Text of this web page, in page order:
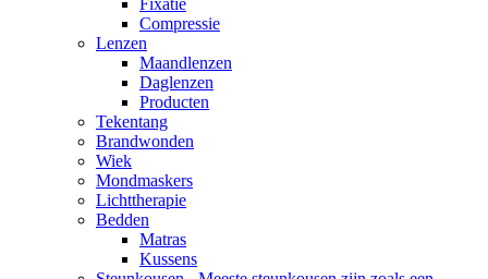
Compressie
Lenzen
Maandlenzen
Daglenzen
Producten
Tekentang
Brandwonden
Wiek
Mondmaskers
Lichttherapie
Bedden
Matras
Kussens